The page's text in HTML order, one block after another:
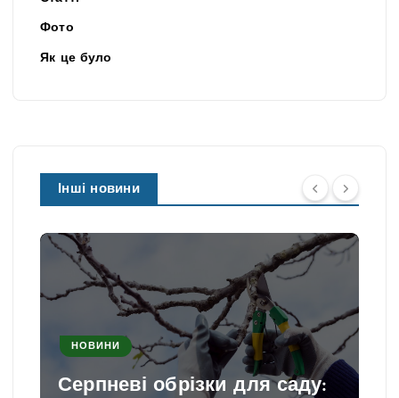
Фото
Як це було
Інші новини
НОВИНИ
Серпневі обрізки для саду: